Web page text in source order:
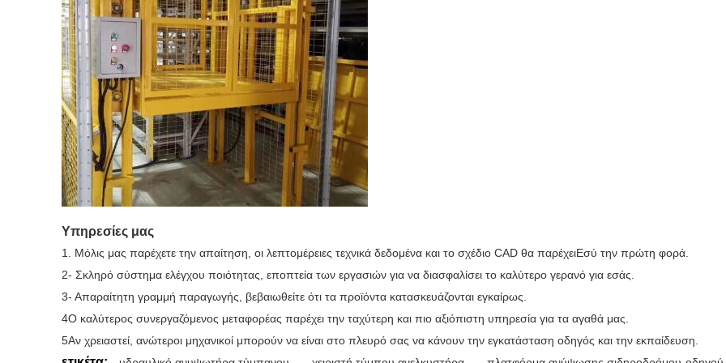
Υπηρεσίες μας
1. Μόλις μας παρέχετε την απαίτηση, οι λεπτομέρειες τεχνικά δεδομένα και το σχέδιο CAD θα παρέχειΕσύ την πρώτη φορά.
2- Σκληρό σύστημα ελέγχου ποιότητας, εποπτεία των εργασιών για να διασφαλίσει το καλύτερο γερανό για εσάς.
3- Απαραίτητη γραμμή παραγωγής, βεβαιωθείτε ότι τα προϊόντα κατασκευάζονται εγκαίρως.
4Ο καλύτερος συνεργαζόμενος μεταφορέας παρέχει την ταχύτερη και πιο αξιόπιστη υπηρεσία για τα αγαθά μας.
5Αν χρειαστεί, ανώτεροι μηχανικοί μπορούν να είναι στο πλευρό σας να κάνουν την εγκατάσταση οδηγός και την εκπαίδευση.